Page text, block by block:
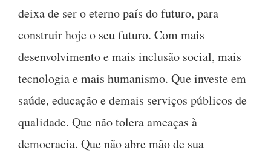
deixa de ser o eterno país do futuro, para
construir hoje o seu futuro. Com mais
desenvolvimento e mais inclusão social, mais
tecnologia e mais humanismo. Que investe em
saúde, educação e demais serviços públicos de
qualidade. Que não tolera ameaças à
democracia. Que não abre mão de sua